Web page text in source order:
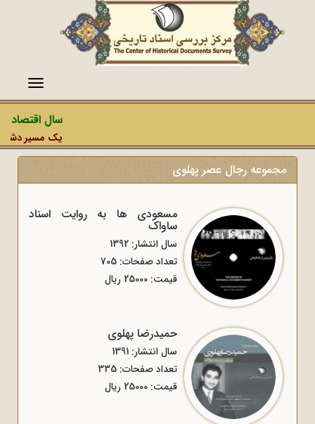
منو
سال اقتصاد
یک مسیر
مجموعه رجال عصر پهلوی
مسعودی ها به روایت اسناد
ساواک
سال انتشار: 1392
تعداد صفحات: 705
قیمت: 25000 ریال
حمیدرضا پهلوی
سال انتشار: 1391
تعداد صفحات: 335
قیمت: 25000 ریال